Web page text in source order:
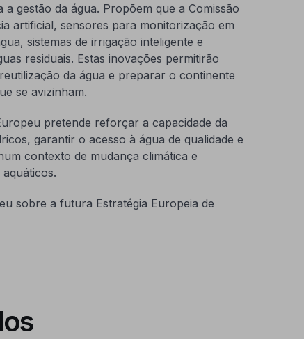
gestão da água. Propõem que a Comissão
artificial, sensores para monitorização em
sistemas de irrigação inteligente e
residuais. Estas inovações permitirão
da água e preparar o continente
se avizinham.
pretende reforçar a capacidade da
garantir o acesso à água de qualidade e
contexto de mudança climática e
sobre a futura Estratégia Europeia de